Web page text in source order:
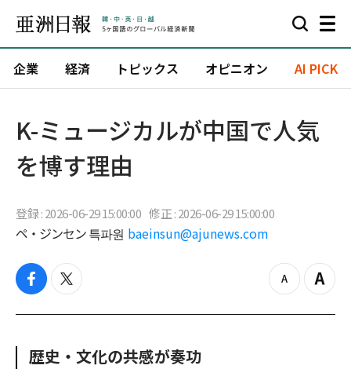
企業 経済 トピックス オピニオン AI PICK
K-ミュージカルが中国で人気
を博す理由
登録 : 2026-06-29 15:00:00 修正 : 2026-06-29 15:00:00
ペ・ジンセン 특파원 baeinsun@ajunews.com
f
c
o
t
i
e
z
o
Z
o
歴史・文化の共感が奏功